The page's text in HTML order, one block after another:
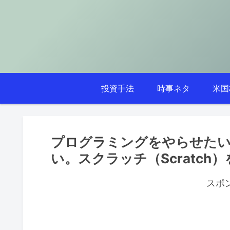
投資手法 時事ネタ 米
プログラミングをやらせた
い。スクラッチ（Scratch）
スポ